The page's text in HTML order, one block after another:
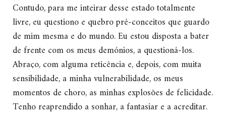
Contudo, para me inteirar desse estado totalmente
livre, eu questiono e quebro pré-conceitos que guardo
de mim mesma e do mundo. Eu estou disposta a bater
de frente com os meus demónios, a questioná-los.
Abraço, com alguma reticência e, depois, com muita
sensibilidade, a minha vulnerabilidade, os meus
momentos de choro, as minhas explosões de felicidade.
Tenho reaprendido a sonhar, a fantasiar e a acreditar.